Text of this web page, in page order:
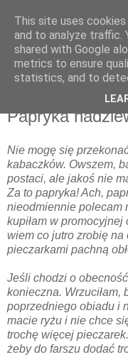
poniedziałek, 12
Papryka
Nie mogę się
kabaczków. Owszem,
postaci, ale jakoś nie
Za to papryka! Ach,
nieodmiennie polecam
kupiłam w
wiem co jutro zrobię
pieczarkami pachną
Jeśli chodzi o
konieczna. Wrzuciłam,
poprzedniego obiadu i
macie ryżu i nie chce
trochę więcej
żeby do farszu dodać
This site uses
and to analyze traffic.
shared with Google
metrics to ensure
statistics, and to